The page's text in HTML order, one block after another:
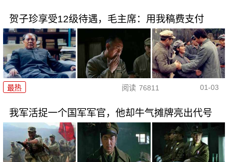
贺子珍享受12级待遇，毛主席：用我稿费支付
最热 阅读 76811 01-03
我军活捉一个国军军官，他却牛气摊牌亮出代号